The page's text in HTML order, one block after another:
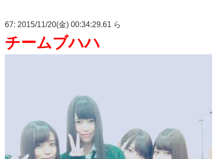
67: 2015/11/20(金) 00:34:29.61 ら
チームブハハ